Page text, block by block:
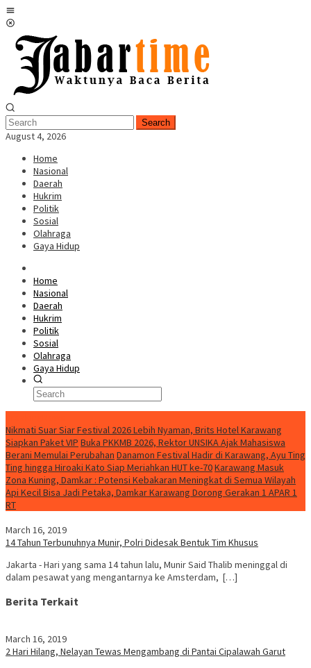
Skip
to
content
Search
August 4, 2026
Home
Nasional
Daerah
Hukrim
Politik
Sosial
Olahraga
Gaya Hidup
Home
Nasional
Daerah
Hukrim
Politik
Sosial
Olahraga
Gaya Hidup
Nikmati Suar Siar Festival 2026 Lebih Nyaman, Brits Hotel Karawang
Siapkan Paket VIP Buka PKKMB 2026, Rektor UNSIKA Ajak Mahasiswa
Berani Memulai Perubahan Danamon Festival Hadir di Karawang, Ayu Ting
Ting hingga Hiroaki Kato Siap Meriahkan HUT ke-70Karawang Masuk
Zona Kuning, Damkar : Potensi Kebakaran Meningkat di Semua Wilayah
Api Kecil Bisa Jadi Petaka, Damkar Karawang Dorong Gerakan 1 APAR 1
RT
March 16, 2019
14 Tahun Terbunuhnya Munir, Polri Didesak Bentuk Tim Khusus
Jakarta - Hari yang sama 14 tahun lalu, Munir Said Thalib meninggal di
dalam pesawat yang mengantarnya ke Amsterdam, […]
Berita Terkait
March 16, 2019
2 Hari Hilang, Nelayan Tewas Mengambang di Pantai Cipalawah Garut